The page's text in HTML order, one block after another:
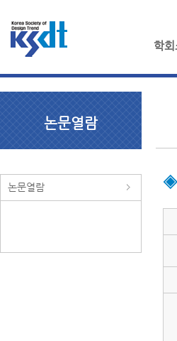
학회
논문열람
논문열람 ◈